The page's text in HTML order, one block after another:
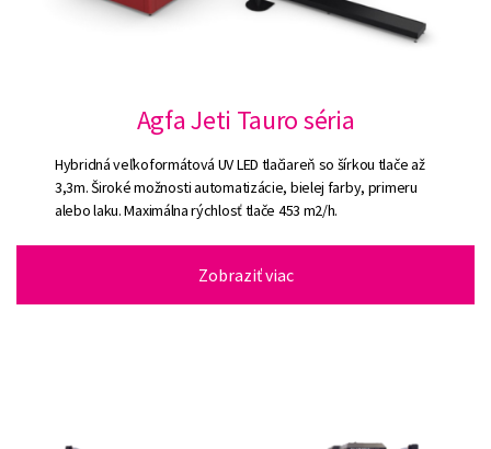
Agfa Jeti Tauro séria
Hybridná veľkoformátová UV LED tlačiareň so šírkou tlače až
3,3m. Široké možnosti automatizácie, bielej farby, primeru
alebo laku. Maximálna rýchlosť tlače 453 m2/h.
Zobraziť viac